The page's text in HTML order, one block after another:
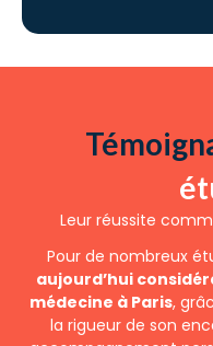
Leur réussite
Pour de nombreux
aujourd’hui
médecine à Paris,
la rigueur de son